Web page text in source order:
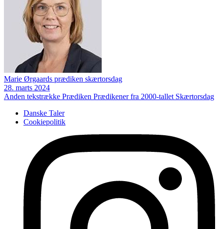
Marie Ørgaards prædiken skærtorsdag
28. marts 2024
Anden tekstrække Prædiken Prædikener fra 2000-tallet Skærtorsdag
Danske Taler
Cookiepolitik